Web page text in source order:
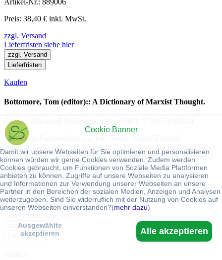
Cookie Banner
Damit wir unsere Webseiten für Sie optimieren und personalisieren
können würden wir gerne Cookies verwenden. Zudem werden
Cookies gebraucht, um Funktionen von Soziale Media Plattformen
anbieten zu können, Zugriffe auf unsere Webseiten zu analysieren
und Informationen zur Verwendung unserer Webseiten an unsere
Partner in den Bereichen der sozialen Medien, Anzeigen und Analysen
weiterzugeben. Sind Sie widerruflich mit der Nutzung von Cookies auf
unseren Webseiten einverstanden?(mehr dazu)
Alle akzeptieren
Ausgewählte
akzeptieren
Preis: 38,40 € inkl. MwSt.
zzgl. Versand
Lieferfristen siehe hier
zzgl. Versand
Lieferfristen
Kaufen
Bottomore, Tom (editor):: A Dictionary of Marxist Thought.
Oxford, Blackwell Publishers, 1991. ISBN: 9780631164814
Hardcover/Pappeinband xiii, 647 Seiten : Guter Zustand.
Bibliotheksexemplar mit Stempeln und Signatur auf Einband. Sonst
Seiten sauber. / Good. Ex-library with usual markings. Clean pages.
Artikel-Nr.: 838347
Preis: 20,40 € inkl. MwSt.
zzgl. Versand
zzgl. Versand
Lieferfristen